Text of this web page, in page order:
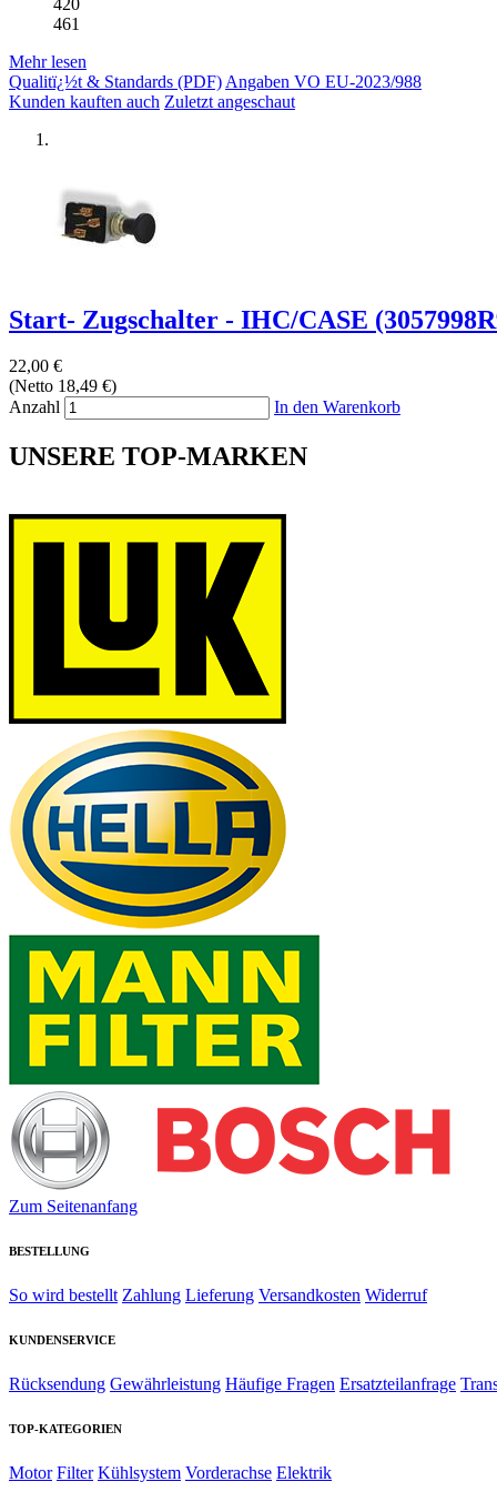
461
Mehr lesen
Qualitï¿½t & Standards (PDF) Angaben VO EU-2023/988
Kunden kauften auch Zuletzt angeschaut
Start- Zugschalter - IHC/CASE
22,00 €
(Netto 18,49 €)
Anzahl
In den Warenkorb
UNSERE TOP-MARKEN
Zum Seitenanfang
BESTELLUNG
So wird bestellt Zahlung Lieferung Versandkosten Widerruf
KUNDENSERVICE
Rücksendung Gewährleistung Häufige Fragen Ersatzteilanfrage
TOP-KATEGORIEN
Motor Filter Kühlsystem Vorderachse Elektrik